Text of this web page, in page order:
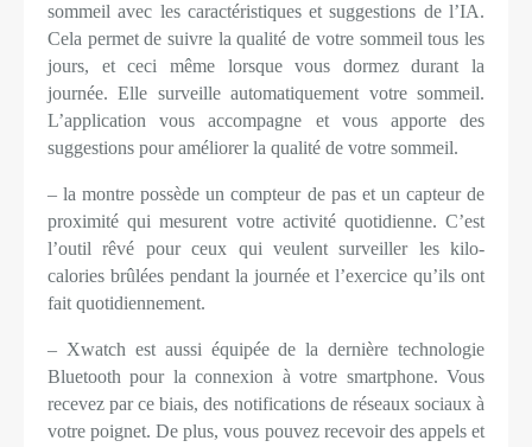
sommeil avec les caractéristiques et suggestions de l’IA.
Cela permet de suivre la qualité de votre sommeil tous les
jours, et ceci même lorsque vous dormez durant la
journée. Elle surveille automatiquement votre sommeil.
L’application vous accompagne et vous apporte des
suggestions pour améliorer la qualité de votre sommeil.
– la montre possède un compteur de pas et un capteur de
proximité qui mesurent votre activité quotidienne. C’est
l’outil rêvé pour ceux qui veulent surveiller les kilo-
calories brûlées pendant la journée et l’exercice qu’ils ont
fait quotidiennement.
– Xwatch est aussi équipée de la dernière technologie
Bluetooth pour la connexion à votre smartphone. Vous
recevez par ce biais, des notifications de réseaux sociaux à
votre poignet. De plus, vous pouvez recevoir des appels et